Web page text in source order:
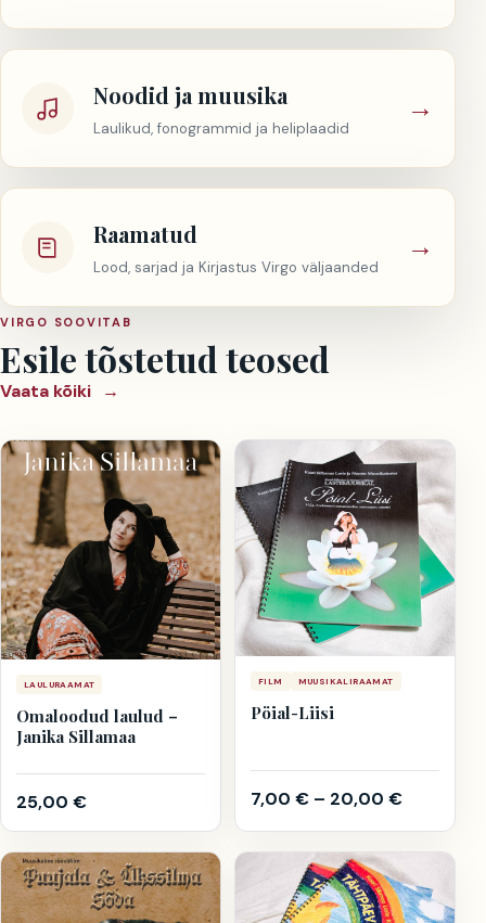
Noodid ja muusika
Laulikud, fonogrammid ja heliplaadid
→
Raamatud
Lood, sarjad ja Kirjastus Virgo väljaanded
→
VIRGO SOOVITAB
Esile tõstetud teosed
Vaata kõiki →
LAULURAAMAT
Omaloodud laulud –
Janika Sillamaa
25,00 €
FILM MUUSIKALIRAAMAT
Pöial-Liisi
7,00 € – 20,00 €